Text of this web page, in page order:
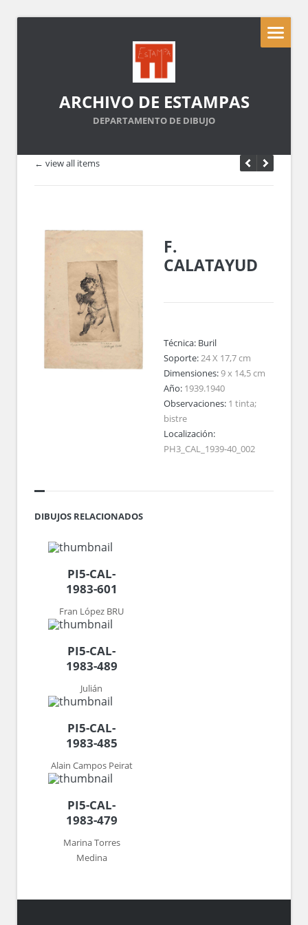
ARCHIVO DE ESTAMPAS
DEPARTAMENTO DE DIBUJO
← view all items
F.
CALATAYUD
Técnica: Buril
Soporte:24 X 17,7 cm
Dimensiones:9 x 14,5 cm
Año: 1939.1940
Observaciones: 1 tinta;
bistre
Localización:
PH3_CAL_1939-40_002
DIBUJOS RELACIONADOS
PI5-CAL-
1983-601
Fran López BRU
PI5-CAL-
1983-489
Julián
PI5-CAL-
1983-485
Alain Campos Peirat
PI5-CAL-
1983-479
Marina Torres
Medina